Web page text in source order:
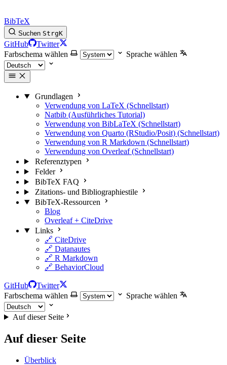
BibTeX
Suchen StrgK
GitHub
Twitter
Farbschema wählen
Sprache wählen
Grundlagen
Verwendung von LaTeX (Schnellstart)
Natbib (Ausführliches Tutorial)
Verwendung von BibLaTeX (Schnellstart)
Verwendung von Quarto (RStudio/Posit) (Schnellstart)
Verwendung von R Markdown (Schnellstart)
Verwendung von Overleaf (Schnellstart)
Referenztypen
Felder
BibTeX FAQ
Zitations- und Bibliographiestile
BibTeX-Ressourcen
Blog
Overleaf + CiteDrive
Links
🔗 CiteDrive
🔗 Datanautes
🔗 R Markdown
🔗 BehaviorCloud
GitHub
Twitter
Farbschema wählen
Sprache wählen
Auf dieser Seite
Auf dieser Seite
Überblick